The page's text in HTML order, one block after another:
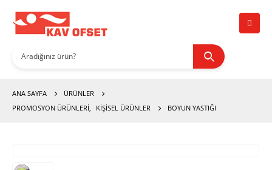
ANA SAYFA
ÜRÜNLER
PROMOSYON ÜRÜNLERİ, KIŞISEL ÜRÜNLER BOYUN YASTIĞI